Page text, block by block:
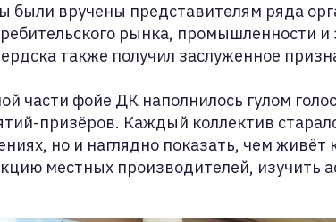
были вручены представителям ряда
рынка, промышленности
также получил заслуженное
части фойе ДК наполнилось гулом
призёров. Каждый коллектив
но и наглядно показать, чем живёт
местных производителей, изучить